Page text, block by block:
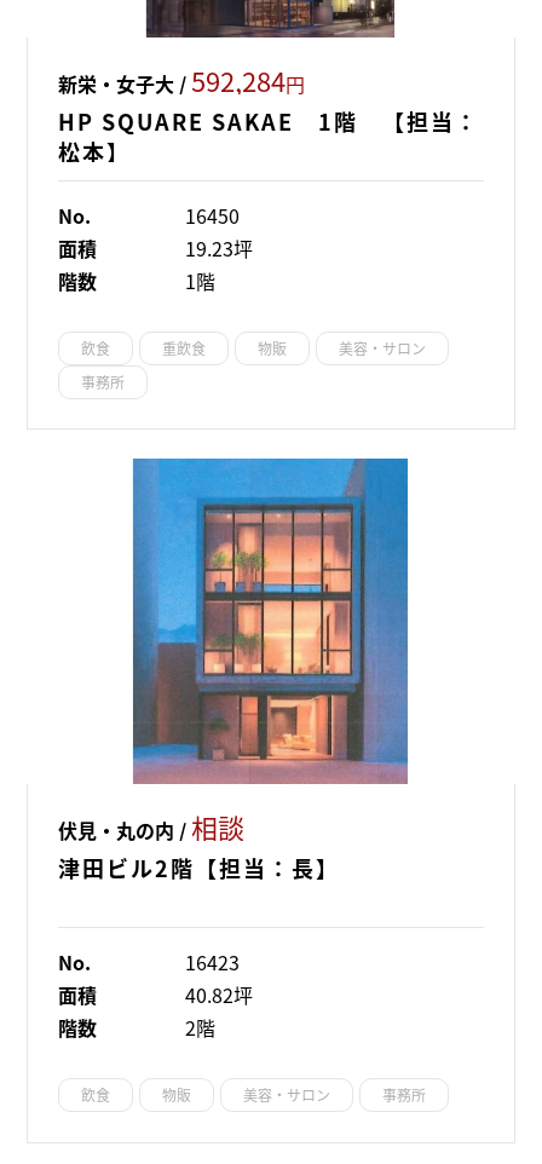
新栄・女子大 /592,284円
HP SQUARE SAKAE 1階 【担当：
松本】
No.
16450
面積
19.23坪
階数
1階
飲食 重飲食 物販
美容・サロン
事務所
伏見・丸の内 /相談
津田ビル2階【担当：長】
No.
16423
面積
40.82坪
階数
2階
飲食 物販 美容・サロン 事務所